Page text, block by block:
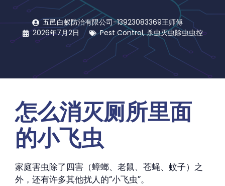
五邑白蚁防治有限公司-13923083369王师傅
2026年7月2日
Pest Control,杀虫灭虫除虫虫控
怎么消灭厕所里面
的小飞虫
家庭害虫除了四害（蟑螂、老鼠、苍蝇、蚊子）之
外，还有许多其他扰人的“小飞虫”。